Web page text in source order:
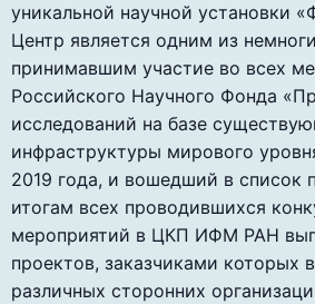
уникальной научной установки
Центр является одним из
принимавшим участие во всех
Российского Научного Фонда
исследований на базе
инфраструктуры мирового
2019 года, и вошедший в список
итогам всех проводившихся
мероприятий в ЦКП ИФМ РАН
проектов, заказчиками которых
различных сторонних